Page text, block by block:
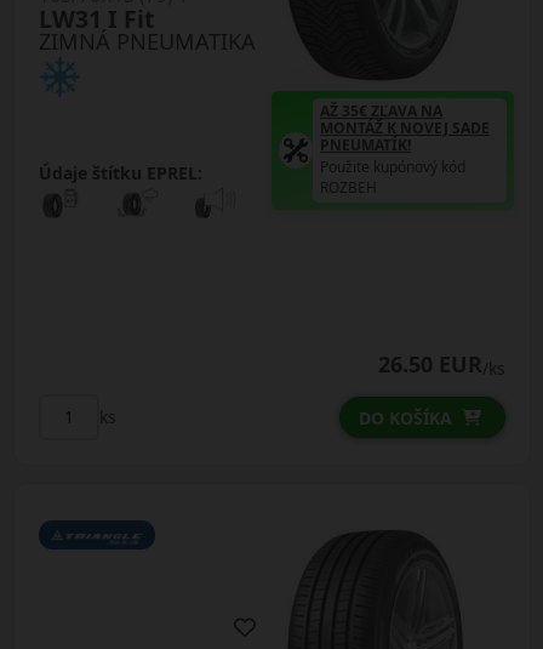
ZIMNÁ PNEUMATIKA
LW31 I Fit
Údaje štítku EPREL:
AŽ 35€ ZĽAVA NA
MONTÁŽ K NOVEJ SADE
PNEUMATÍK!
Použite kupónový kód
ROZBEH
26.50 EUR/ks
ks DO KOŠÍKA